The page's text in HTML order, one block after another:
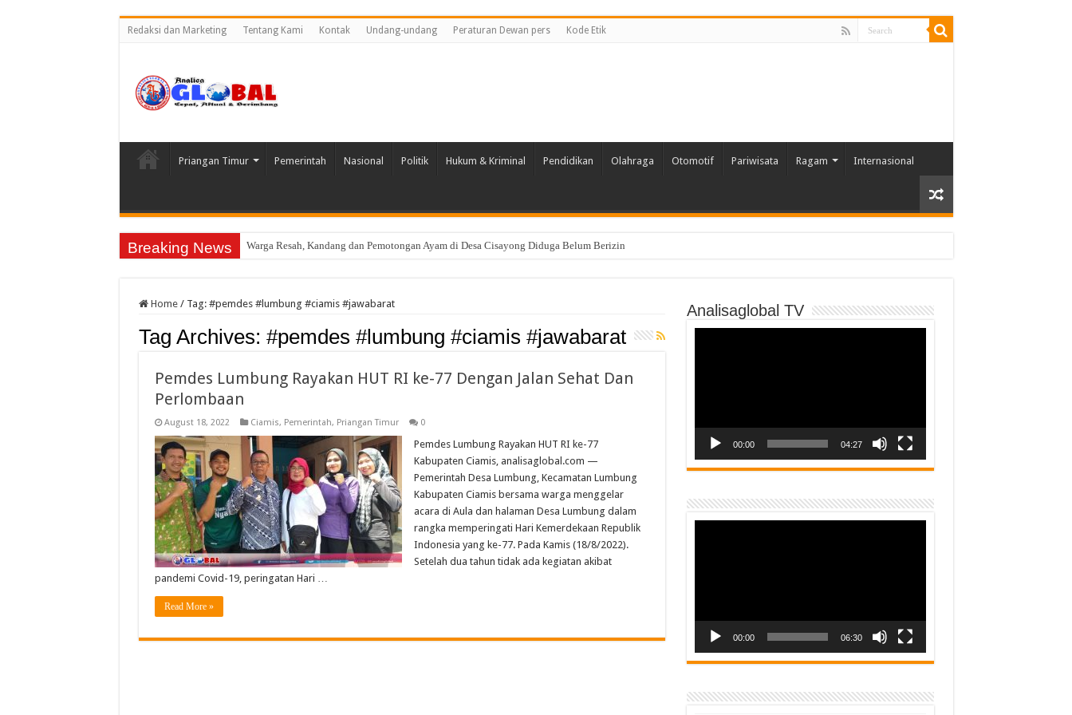
Redaksi dan Marketing Tentang Kami Kontak Undang-undang Peraturan Dewan pers Kode Etik
Priangan Timur Pemerintah Nasional Politik Hukum & Kriminal Pendidikan Olahraga Otomotif Pariwisata Ragam Internasional
Breaking News Warga Resah, Kandang dan Pemotongan Ayam di Desa Cisayong Diduga Belum Berizin
Konsolidasi Kader, DPC PKB Kabupaten Tasikmalaya Gelar Pra Musran se-Dapil 2
Home / Tag: #pemdes #lumbung #ciamis #jawabarat
Tag Archives: #pemdes #lumbung #ciamis #jawabarat
Pemdes Lumbung Rayakan HUT RI ke-77 Dengan Jalan Sehat Dan
Perlombaan
August 18, 2022 Ciamis, Pemerintah, Priangan Timur 0
Pemdes Lumbung Rayakan HUT RI ke-77
Kabupaten Ciamis, analisaglobal.com —
Pemerintah Desa Lumbung, Kecamatan Lumbung
Kabupaten Ciamis bersama warga menggelar
acara di Aula dan halaman Desa Lumbung dalam
rangka memperingati Hari Kemerdekaan Republik
Indonesia yang ke-77. Pada Kamis (18/8/2022).
Setelah dua tahun tidak ada kegiatan akibat
pandemi Covid-19, peringatan Hari …
Read More »
Analisaglobal TV
00:00 04:27
00:00 06:30